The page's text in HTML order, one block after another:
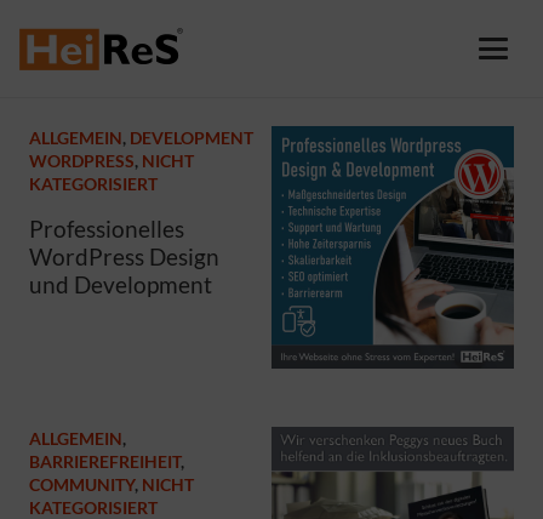
ALLGEMEIN, DEVELOPMENT
WORDPRESS, NICHT
KATEGORISIERT
Professionelles
WordPress Design
und Development
ALLGEMEIN,
BARRIEREFREIHEIT,
COMMUNITY, NICHT
KATEGORISIERT